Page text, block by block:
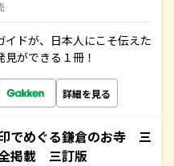
イドが、日本人にこそ伝えた
ができる１冊！
詳細を見る
でめぐる鎌倉のお寺 三
掲載 三訂版